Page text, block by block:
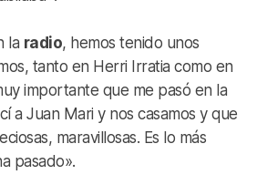
la radio, hemos tenido unos
tanto en Herri Irratia como en
importante que me pasó en la
a Juan Mari y nos casamos y que
maravillosas. Es lo más
pasado».